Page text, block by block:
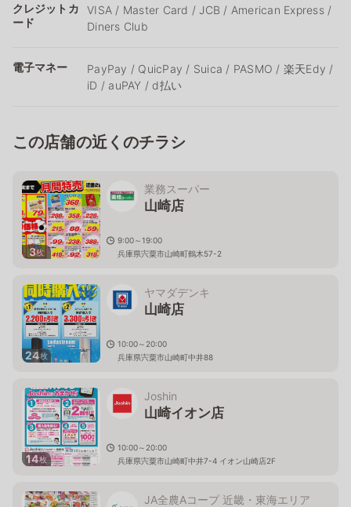
クレジットカ
ード
VISA / Master Card / JCB / American Express /
Diners Club
電子マネー
PayPay / QuicPay / Suica / PASMO / 楽天Edy /
iD / auPAY / d払い
この店舗の近くのチラシ
3枚
業務スーパー
山崎店
9:00～19:00
兵庫県宍粟市山崎町鶴木57-2
24枚
ヤマダデンキ
山崎店
10:00～20:00
兵庫県宍粟市山崎町中井88
14枚
Joshin
山崎イオン店
10:00～20:00
兵庫県宍粟市山崎町中井7-4 イオン山崎店2F
JA全農Aコープ 近畿・東海エリア